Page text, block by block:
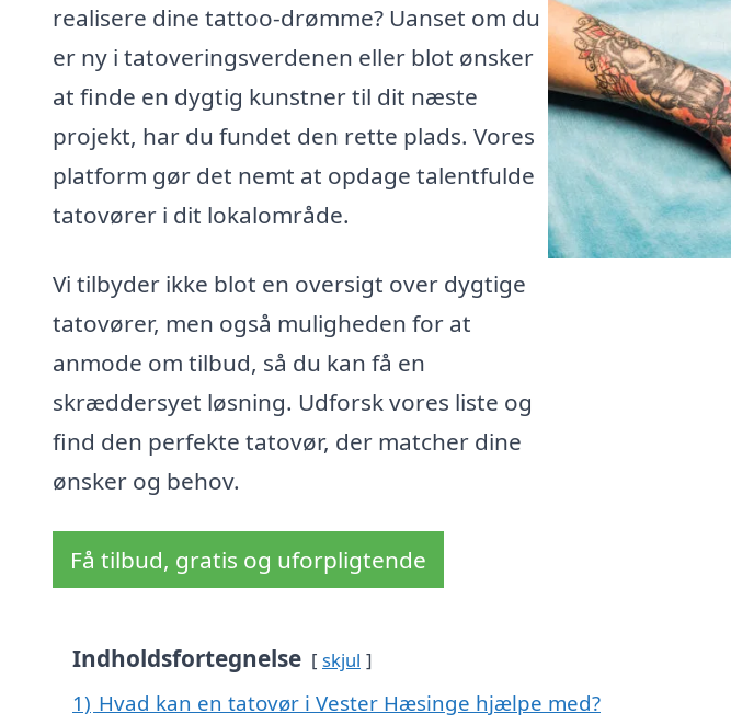
realisere dine tattoo-drømme? Uanset om du
er ny i tatoveringsverdenen eller blot ønsker
at finde en dygtig kunstner til dit næste
projekt, har du fundet den rette plads. Vores
platform gør det nemt at opdage talentfulde
tatovører i dit lokalområde.
Vi tilbyder ikke blot en oversigt over dygtige
tatovører, men også muligheden for at
anmode om tilbud, så du kan få en
skræddersyet løsning. Udforsk vores liste og
find den perfekte tatovør, der matcher dine
ønsker og behov.
Få tilbud, gratis og uforpligtende
Indholdsfortegnelse skjul
1) Hvad kan en tatovør i Vester Hæsinge hjælpe med?